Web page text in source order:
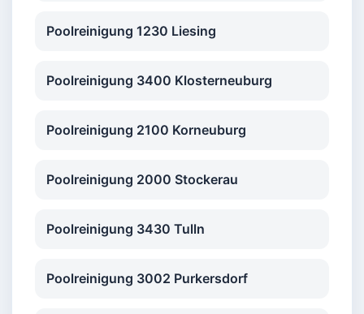
Poolreinigung 1230 Liesing
Poolreinigung 3400 Klosterneuburg
Poolreinigung 2100 Korneuburg
Poolreinigung 2000 Stockerau
Poolreinigung 3430 Tulln
Poolreinigung 3002 Purkersdorf